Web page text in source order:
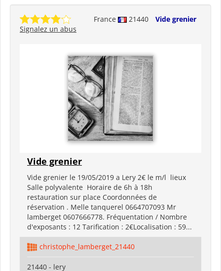
France 21440
Vide grenier
Signalez un abus
Vide grenier
Vide grenier le 19/05/2019 a Lery 2€ le m/l lieux
Salle polyvalente Horaire de 6h à 18h
restauration sur place Coordonnées de
réservation . Melle tanquerel 0664707093 Mr
lamberget 0607666778. Fréquentation / Nombre
d'exposants : 12 Tarification : 2€Localisation : 59...
christophe_lamberget_21440
21440 - lery